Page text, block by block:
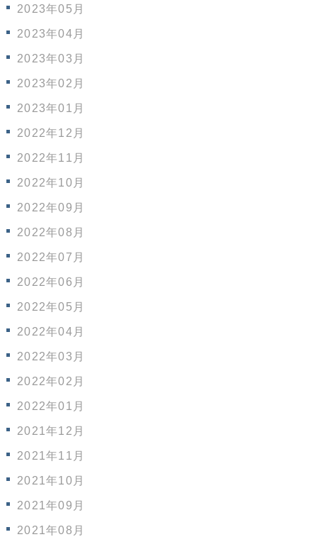
2023年05月
2023年04月
2023年03月
2023年02月
2023年01月
2022年12月
2022年11月
2022年10月
2022年09月
2022年08月
2022年07月
2022年06月
2022年05月
2022年04月
2022年03月
2022年02月
2022年01月
2021年12月
2021年11月
2021年10月
2021年09月
2021年08月